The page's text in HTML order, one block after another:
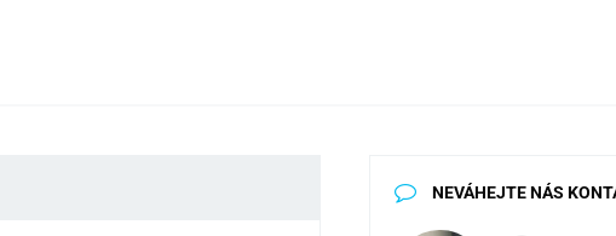
NEVÁHEJTE NÁS